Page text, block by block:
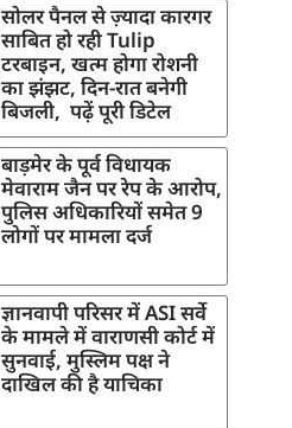
सोलर पैनल से ज़्यादा कारगर
साबित हो रही Tulip
टरबाइन, खत्म होगा रोशनी
का झंझट, दिन-रात बनेगी
बिजली, पढ़ें पूरी डिटेल
बाड़मेर के पूर्व विधायक
मेवाराम जैन पर रेप के आरोप,
पुलिस अधिकारियों समेत 9
लोगों पर मामला दर्ज
ज्ञानवापी परिसर में ASI सर्वे
के मामले में वाराणसी कोर्ट में
सुनवाई, मुस्लिम पक्ष ने
दाखिल की है याचिका